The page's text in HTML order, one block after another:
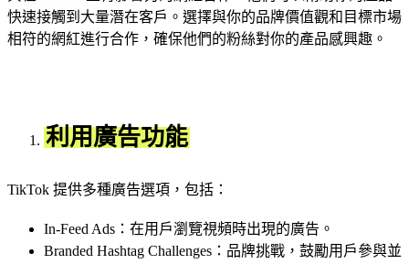
快速接觸到大量潛在客戶。選擇與你的品牌價值觀和目標市場
相符的網紅進行合作，確保他們的粉絲對你的產品感興趣。
利用廣告功能
TikTok 提供多種廣告選項，包括：
In-Feed Ads：在用戶瀏覽視頻時出現的廣告。
Branded Hashtag Challenges：品牌挑戰，鼓勵用戶參與並